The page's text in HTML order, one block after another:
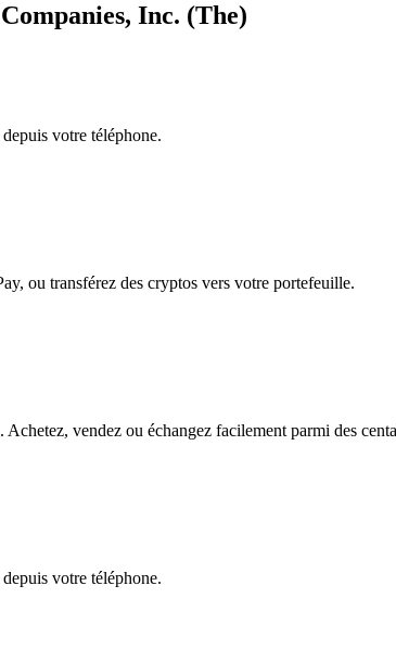
Inc. (The)
votre téléphone.
ou transférez des cryptos vers votre portefeuille.
vendez ou échangez facilement parmi des
votre téléphone.